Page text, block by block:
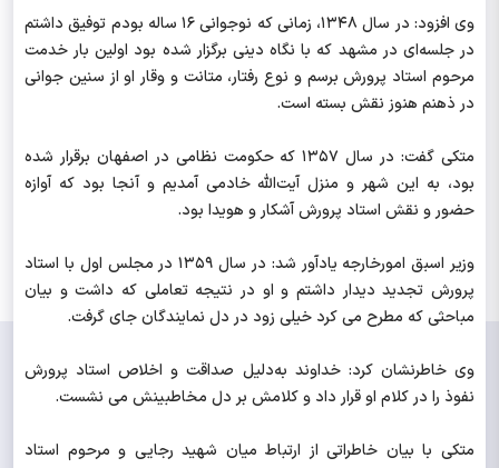
وی افزود: در سال ۱۳۴۸، زمانی که نوجوانی ۱۶ ساله بودم توفیق داشتم
در جلسه‌ای در مشهد که با نگاه دینی برگزار شده بود اولین بار خدمت
مرحوم استاد پرورش برسم و نوع رفتار، متانت و وقار او از سنین جوانی
در ذهنم هنوز نقش بسته است.
متکی گفت: در سال ۱۳۵۷ که حکومت نظامی در اصفهان برقرار شده
بود، به این شهر و منزل آیت‌الله خادمی آمدیم و آنجا بود که آوازه
حضور و نقش استاد پرورش آشکار و هویدا بود.
وزیر اسبق امورخارجه یادآور شد: در سال ۱۳۵۹ در مجلس اول با استاد
پرورش تجدید دیدار داشتم و او در نتیجه تعاملی که داشت و بیان
مباحثی که مطرح می کرد خیلی زود در دل نمایندگان جای گرفت.
وی خاطرنشان کرد: خداوند به‌دلیل صداقت و اخلاص استاد پرورش
نفوذ را در کلام او قرار داد و کلامش بر دل مخاطبینش می نشست.
متکی با بیان خاطراتی از ارتباط میان شهید رجایی و مرحوم استاد